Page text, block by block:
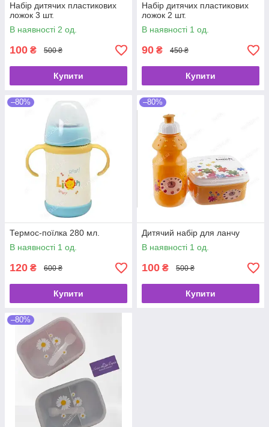
Набір дитячих пластикових
ложок 3 шт.
В наявності 2 од.
100 ₴ 500 ₴
Купити
Набір дитячих пластикових
ложок 2 шт.
В наявності 1 од.
90 ₴ 450 ₴
Купити
–80%
Термос-поїлка 280 мл.
В наявності 1 од.
120 ₴ 600 ₴
Купити
–80%
Дитячий набір для ланчу
В наявності 1 од.
100 ₴ 500 ₴
Купити
–80%